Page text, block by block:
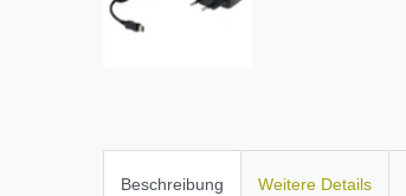
Beschreibung Weitere Details